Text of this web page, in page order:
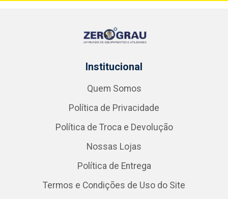
Institucional
Quem Somos
Política de Privacidade
Política de Troca e Devolução
Nossas Lojas
Política de Entrega
Termos e Condições de Uso do Site